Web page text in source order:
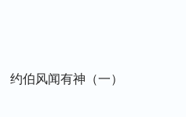
约伯风闻有神（一）